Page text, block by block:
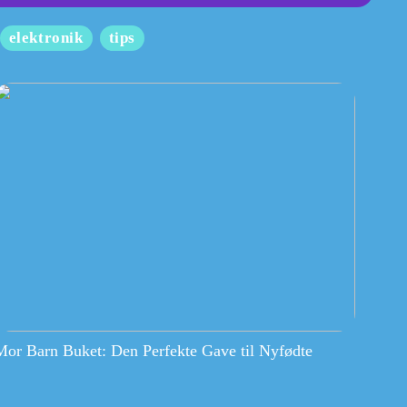
elektronik tips
Barn Buket: Den Perfekte Gave til Nyfødte